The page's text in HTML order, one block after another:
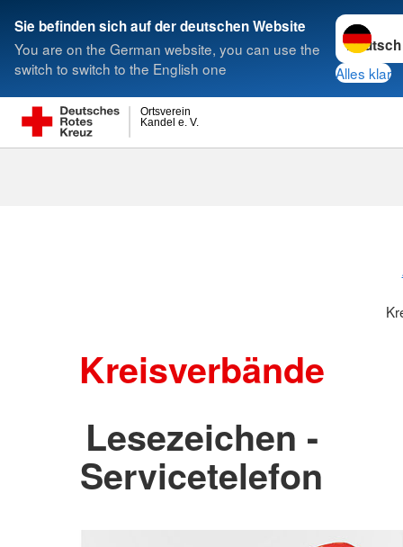
Sie befinden sich auf der deutschen Website
You are on the German website, you can use the
switch to switch to the English one
Sprache
Alles klar
Kandel e. V.
Ortsverein
Suche
Kreisverbände
Lesezeichen -
Servicetelefon